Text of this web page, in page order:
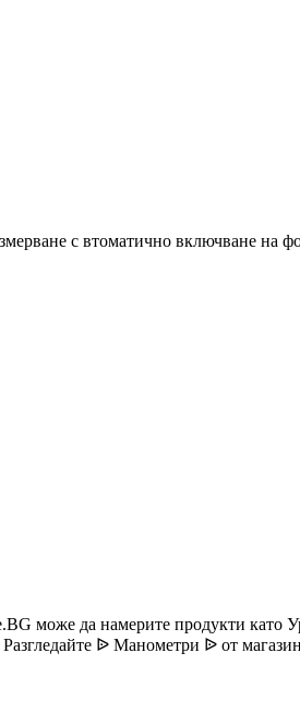
с втоматично включване на
може да намерите продукти като
ᐉ Манометри ᐉ от